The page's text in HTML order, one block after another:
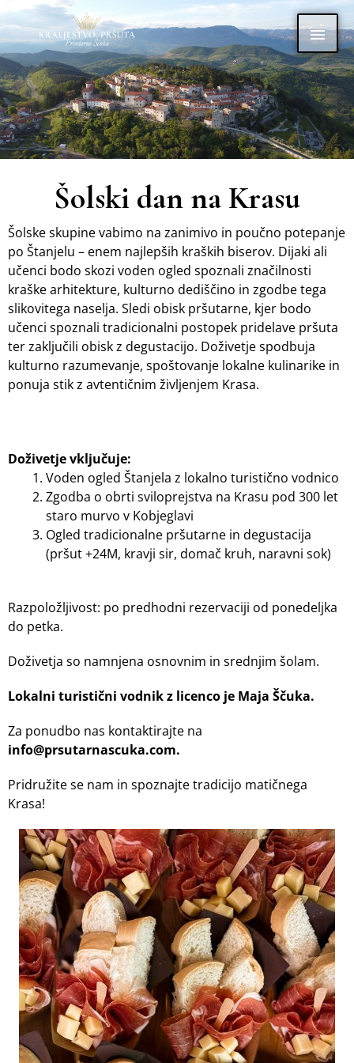
Skip
to
content
Main
Šolski dan na Krasu
Šolske skupine vabimo na zanimivo in poučno potepanje
po Štanjelu – enem najlepših kraških biserov. Dijaki ali
učenci bodo skozi voden ogled spoznali značilnosti
kraške arhitekture, kulturno dediščino in zgodbe tega
slikovitega naselja. Sledi obisk pršutarne, kjer bodo
učenci spoznali tradicionalni postopek pridelave pršuta
ter zaključili obisk z degustacijo. Doživetje spodbuja
kulturno razumevanje, spoštovanje lokalne kulinarike in
ponuja stik z avtentičnim življenjem Krasa.
Doživetje vključuje:
Voden ogled Štanjela z lokalno turistično vodnico
Zgodba o obrti sviloprejstva na Krasu pod 300 let
staro murvo v Kobjeglavi
Ogled tradicionalne pršutarne in degustacija
(pršut +24M, kravji sir, domač kruh, naravni sok)
Razpoložljivost: po predhodni rezervaciji od ponedeljka
do petka.
Doživetja so namnjena osnovnim in srednjim šolam.
Lokalni turistični vodnik z licenco je Maja Ščuka.
Za ponudbo nas kontaktirajte na
info@prsutarnascuka.com.
Pridružite se nam in spoznajte tradicijo matičnega
Krasa!